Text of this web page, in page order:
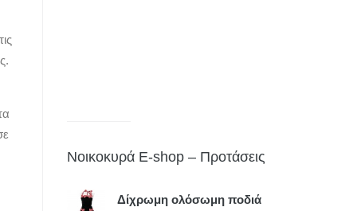
Νοικοκυρά E-shop – Προτάσεις
Δίχρωμη ολόσωμη ποδιά